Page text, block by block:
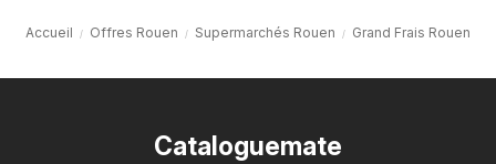
Accueil Offres Rouen Supermarchés Rouen Grand Frais Rouen
Cataloguemate